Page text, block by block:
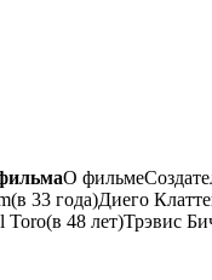
О фильме
(в 33 года)Диего
Toro(в 48 лет)Трэвис